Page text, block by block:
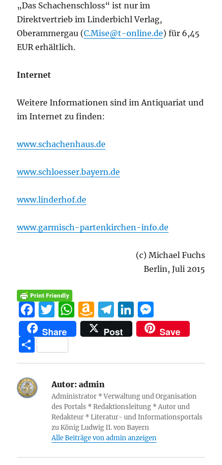
„Das Schachenschloss“ ist nur im
Direktvertrieb im Linderbichl Verlag,
Oberammergau (C.Mise@t-online.de) für 6,45
EUR erhältlich.
Internet
Weitere Informationen sind im Antiquariat und
im Internet zu finden:
www.schachenhaus.de
www.schloesser.bayern.de
www.linderhof.de
www.garmisch-partenkirchen-info.de
(c) Michael Fuchs
Berlin, Juli 2015
F
a
c
e
o
T
w
it
te
W
h
at
p
p
A
m
a
n
W
is
h
Li
T
el
e
m
Li
n
k
n
e
ss
g
er
Share Post Save
T
ei
le
n
Autor: admin
Administrator * Verwaltung und Organisation
des Portals * Redaktionsleitung * Autor und
Redakteur * Literatur- und Informationsportals
zu König Ludwig II. von Bayern
Alle Beiträge von admin anzeigen